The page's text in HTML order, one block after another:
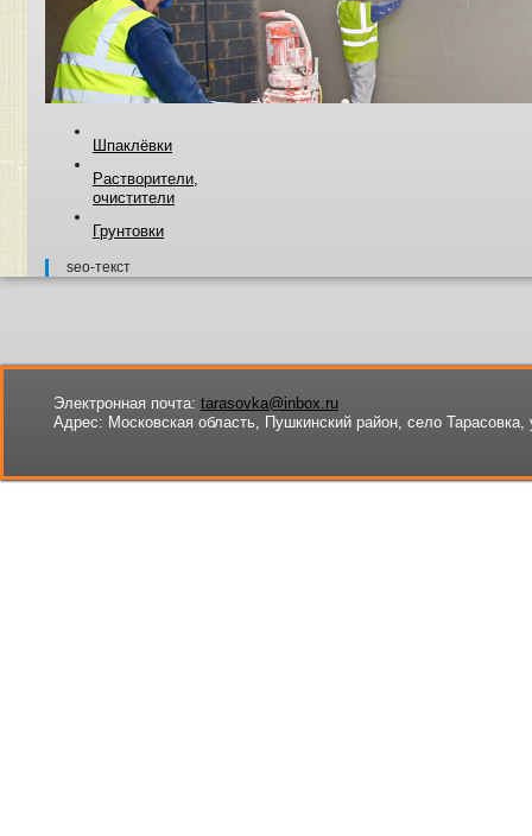
Шпаклёвки
Растворители,
очистители
Грунтовки
seo-текст
Электронная почта: tarasovka@inbox.ru
Адрес: Московская область, Пушкинский район, село